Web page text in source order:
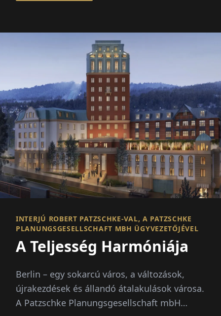
INTERJÚ ROBERT PATZSCHKE-VAL, A PATZSCHKE
PLANUNGSGESELLSCHAFT MBH ÜGYVEZETŐJÉVEL
A Teljesség Harmóniája
Berlin – egy sokarcú város, a változások,
újrakezdések és állandó átalakulások városa.
A Patzschke Planungsgesellschaft mbH